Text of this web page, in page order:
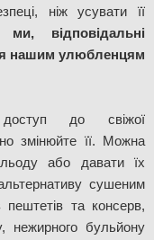
ніж усувати її
відповідальні
нашим улюбленцям
доступ до свіжої
змінюйте її. Можна
або давати їх
сушеним
пештетів та консерв,
нежирного бульйону